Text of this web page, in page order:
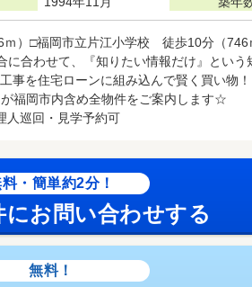
）□福岡市立片江小学校 徒歩10分（
合わせて、『知りたい情報だけ』とい
事を住宅ローンに組み込んで賢く買い物
福岡市内含め全物件をご案内します☆
人巡回・見学予約可
・簡単約2分！
にお問い合わせする
無料！